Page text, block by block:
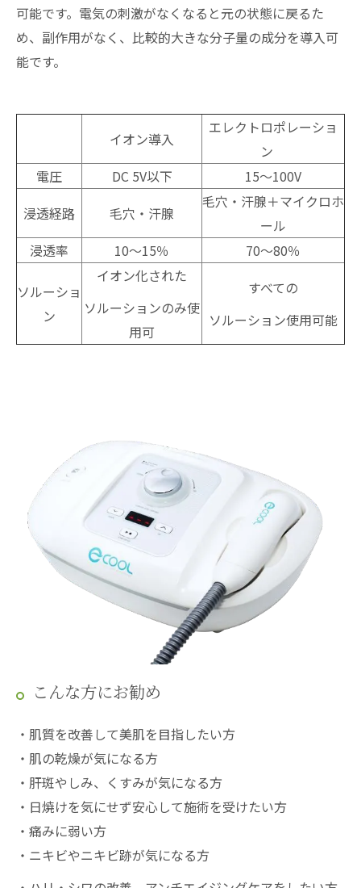
可能です。電気の刺激がなくなると元の状態に戻るた
め、副作用がなく、比較的大きな分子量の成分を導入可
能です。
イオン導入
エレクトロポレーショ
ン
電圧
DC 5V以下
15～100V
浸透経路
毛穴・汗腺
毛穴・汗腺＋マイクロホ
ール
浸透率
10～15％ 70～80％
ソルーショ
ン
イオン化された
ソルーションのみ使
用可
すべての
ソルーション使用可能
こんな方にお勧め
・肌質を改善して美肌を目指したい方
・肌の乾燥が気になる方
・肝斑やしみ、くすみが気になる方
・日焼けを気にせず安心して施術を受けたい方
・痛みに弱い方
・ニキビやニキビ跡が気になる方